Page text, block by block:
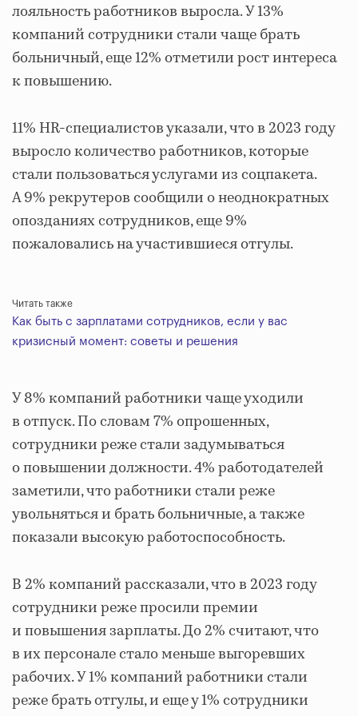
лояльность работников выросла. У 13%
компаний сотрудники стали чаще брать
больничный, еще 12% отметили рост интереса
к повышению.
11% HR-специалистов указали, что в 2023 году
выросло количество работников, которые
стали пользоваться услугами из соцпакета.
А 9% рекрутеров сообщили о неоднократных
опозданиях сотрудников, еще 9%
пожаловались на участившиеся отгулы.
Читать также
Как быть с зарплатами сотрудников, если у вас
кризисный момент: советы и решения
У 8% компаний работники чаще уходили
в отпуск. По словам 7% опрошенных,
сотрудники реже стали задумываться
о повышении должности. 4% работодателей
заметили, что работники стали реже
увольняться и брать больничные, а также
показали высокую работоспособность.
В 2% компаний рассказали, что в 2023 году
сотрудники реже просили премии
и повышения зарплаты. До 2% считают, что
в их персонале стало меньше выгоревших
рабочих. У 1% компаний работники стали
реже брать отгулы, и еще у 1% сотрудники